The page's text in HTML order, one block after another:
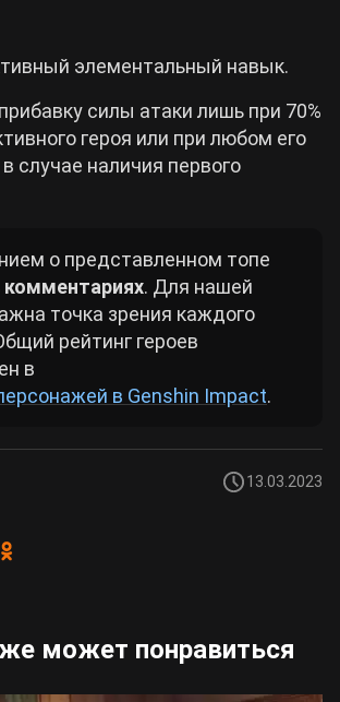
элементальный навык.
силы атаки лишь при 70%
героя или при любом его
случае наличия первого
о представленном топе
комментариях. Для нашей
точка зрения каждого
рейтинг героев
в
в Genshin Impact.
13.03.2023
может понравиться